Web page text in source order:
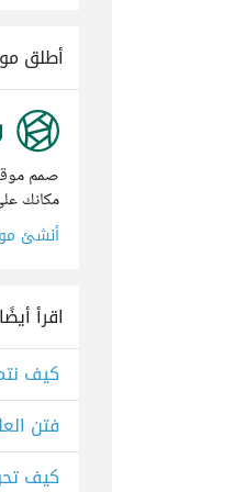
أطلق
صمم
مكانك
أنشئ
اقرأ أيضًا
كيف